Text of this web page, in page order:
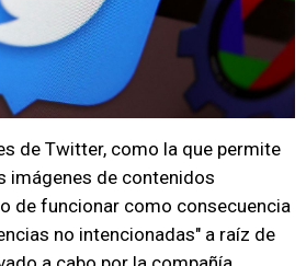
de Twitter, como la que permite
imágenes de contenidos
de funcionar como consecuencia
no intencionadas" a raíz de